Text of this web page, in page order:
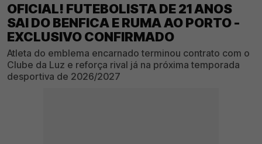
OFICIAL! FUTEBOLISTA DE 21 ANOS
SAI DO BENFICA E RUMA AO PORTO -
EXCLUSIVO CONFIRMADO
Atleta do emblema encarnado terminou contrato com o
Clube da Luz e reforça rival já na próxima temporada
desportiva de 2026/2027